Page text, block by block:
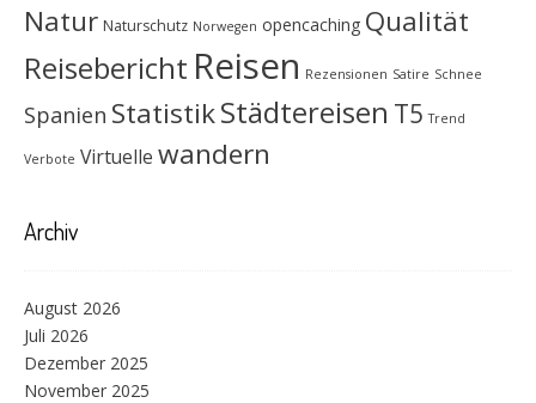
Natur Naturschutz Norwegen opencaching Qualität
Reisebericht Reisen Rezensionen Satire Schnee
Spanien StatistikStädtereisen T5 Trend
Verbote Virtuelle wandern
Archiv
August 2026
Juli 2026
Dezember 2025
November 2025